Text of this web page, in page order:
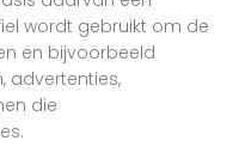
wordt gebruikt om de
en bijvoorbeeld
advertenties,
die